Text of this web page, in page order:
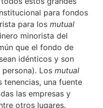
para fondos
para los mutual
minorista del
que el fondo de
sean idénticos y son
Los mutual
tenencias, una fuente
las empresas y
otros lugares.